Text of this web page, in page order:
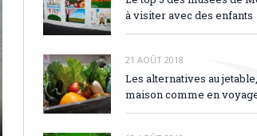
à visiter avec des enfants
21 AOÛT 2018
Les alternatives au
maison comme en